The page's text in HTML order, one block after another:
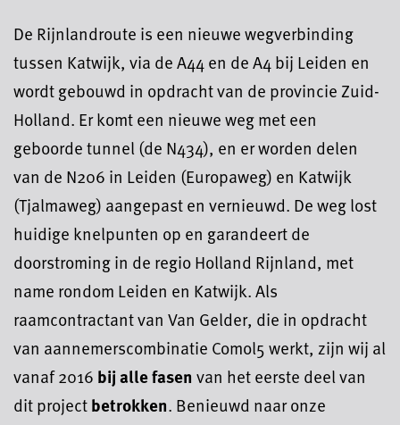
De Rijnlandroute is een nieuwe wegverbinding
tussen Katwijk, via de A44 en de A4 bij Leiden en
wordt gebouwd in opdracht van de provincie Zuid-
Holland. Er komt een nieuwe weg met een
geboorde tunnel (de N434), en er worden delen
van de N206 in Leiden (Europaweg) en Katwijk
(Tjalmaweg) aangepast en vernieuwd. De weg lost
huidige knelpunten op en garandeert de
doorstroming in de regio Holland Rijnland, met
name rondom Leiden en Katwijk. Als
raamcontractant van Van Gelder, die in opdracht
van aannemerscombinatie Comol5 werkt, zijn wij al
vanaf 2016 bij alle fasen van het eerste deel van
dit projectbetrokken. Benieuwd naar onze